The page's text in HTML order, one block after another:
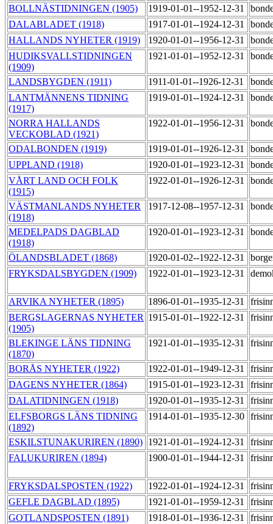
BOLLNÄSTIDNINGEN (1905) 1919-01-01--1952-12-31
DALABLADET (1918)
1917-01-01--1924-12-31
HALLANDS NYHETER (1919)
1920-01-01--1956-12-31
HUDIKSVALLSTIDNINGEN
(1909)
1921-01-01--1952-12-31
LANDSBYGDEN (1911) 1911-01-01--1926-12-31
LANTMÄNNENS TIDNING
(1917)
1919-01-01--1924-12-31
NORRA HALLANDS
VECKOBLAD (1921)
1922-01-01--1956-12-31
ODALBONDEN (1919) 1919-01-01--1926-12-31
UPPLAND (1918)
1920-01-01--1923-12-31
VÅRT LAND OCH FOLK
(1915)
1922-01-01--1926-12-31
VÄSTMANLANDS NYHETER
(1918)
1917-12-08--1957-12-31
MEDELPADS DAGBLAD
(1918)
1920-01-01--1923-12-31
ÖLANDSBLADET (1868) 1920-01-02--1922-12-31
FRYKSDALSBYGDEN (1909)
1922-01-01--1923-12-31
ARVIKA NYHETER (1895) 1896-01-01--1935-12-31
BERGSLAGERNAS NYHETER
(1905)
1915-01-01--1922-12-31
BLEKINGE LÄNS TIDNING
(1870)
1921-01-01--1935-12-31
BORÅS NYHETER (1922) 1922-01-01--1949-12-31
DAGENS NYHETER (1864)
1915-01-01--1923-12-31
DALATIDNINGEN (1918)
1920-01-01--1935-12-31
ELFSBORGS LÄNS TIDNING
(1892)
1914-01-01--1935-12-30
ESKILSTUNAKURIREN (1890) 1921-01-01--1924-12-31
FALUKURIREN (1894)
1900-01-01--1944-12-31
FRYKSDALSPOSTEN (1922) 1922-01-01--1924-12-31
GEFLE DAGBLAD (1895)
1921-01-01--1959-12-31
GOTLANDSPOSTEN (1891)
1918-01-01--1936-12-31